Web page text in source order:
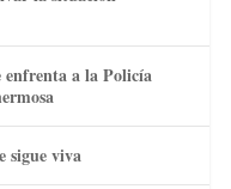
a la Policía
sigue viva